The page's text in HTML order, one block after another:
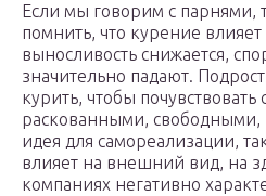
Если мы говорим с парнями,
помнить, что курение
выносливость снижается,
значительно падают.
курить, чтобы
раскованными, свободными,
идея для самореализации,
влияет на внешний вид, на
компаниях негативно